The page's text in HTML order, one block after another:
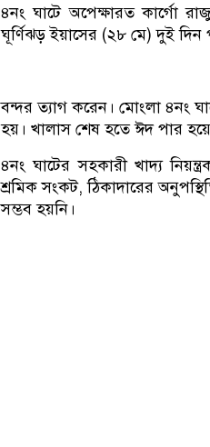
৪নং ঘাটে অপেক্ষারত কার্গো
ঘূর্ণিঝড় ইয়াসের (২৮ মে) দুই
বন্দর ত্যাগ করেন। মোংলা ৪নং
হয়। খালাস শেষ হতে ঈদ পার
৪নং ঘাটের সহকারী খাদ্য
শ্রমিক সংকট, ঠিকাদারের
সম্ভব হয়নি।